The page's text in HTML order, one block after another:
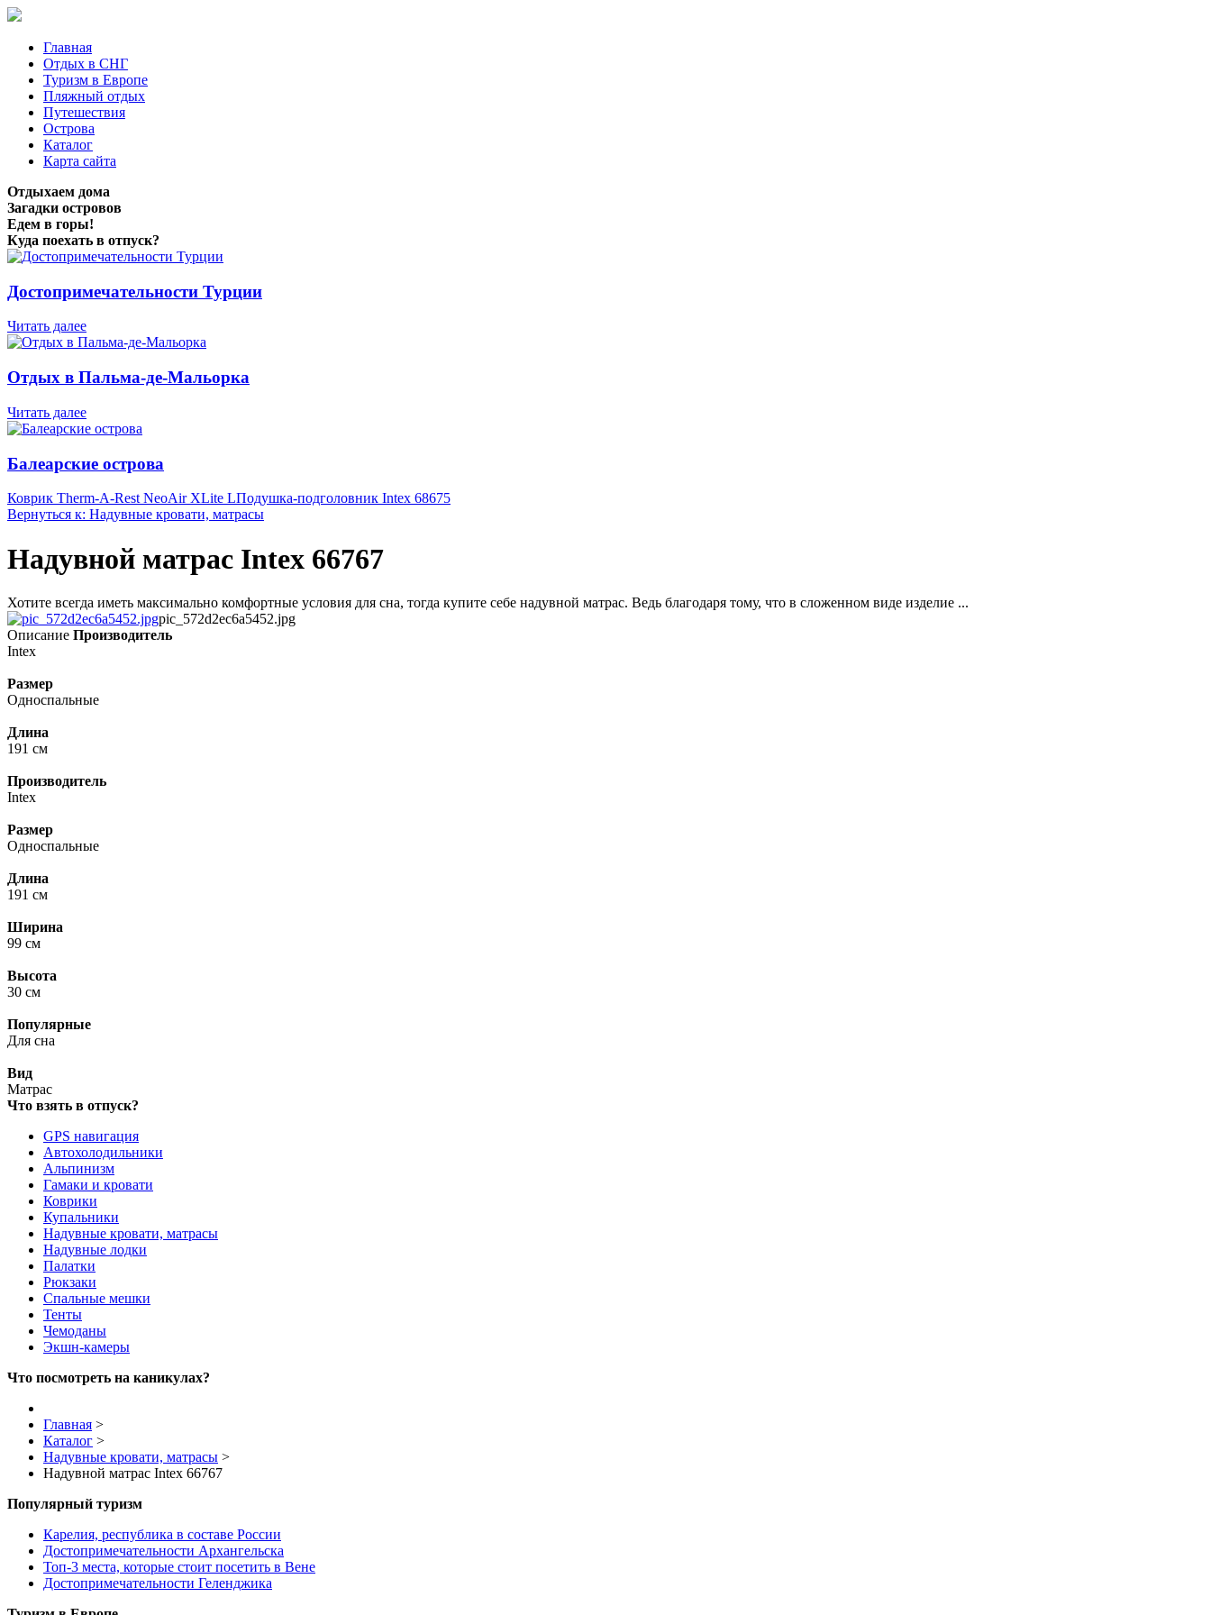
Главная
Отдых в СНГ
Туризм в Европе
Пляжный отдых
Путешествия
Острова
Каталог
Карта сайта
Отдыхаем дома
Загадки островов
Едем в горы!
Куда поехать в отпуск?
Достопримечательности Турции
Читать далее
Отдых в Пальма-де-Мальорка
Читать далее
Балеарские острова
Коврик Therm-A-Rest NeoAir XLite LПодушка-подголовник Intex 68675
Вернуться к: Надувные кровати, матрасы
Надувной матрас Intex 66767
Хотите всегда иметь максимально комфортные условия для сна, тогда купите себе надувной матрас. Ведь благодаря тому, что в сложенном виде изделие ...
pic_572d2ec6a5452.jpg
Описание Производитель
Intex
Размер
Односпальные
Длина
191 см
Производитель
Intex
Размер
Односпальные
Длина
191 см
Ширина
99 см
Высота
30 см
Популярные
Для сна
Вид
Матрас
Что взять в отпуск?
GPS навигация
Автохолодильники
Альпинизм
Гамаки и кровати
Коврики
Купальники
Надувные кровати, матрасы
Надувные лодки
Палатки
Рюкзаки
Спальные мешки
Тенты
Чемоданы
Экшн-камеры
Что посмотреть на каникулах?
Главная >
Каталог >
Надувные кровати, матрасы >
Надувной матрас Intex 66767
Популярный туризм
Карелия, республика в составе России
Достопримечательности Архангельска
Топ-3 места, которые стоит посетить в Вене
Достопримечательности Геленджика